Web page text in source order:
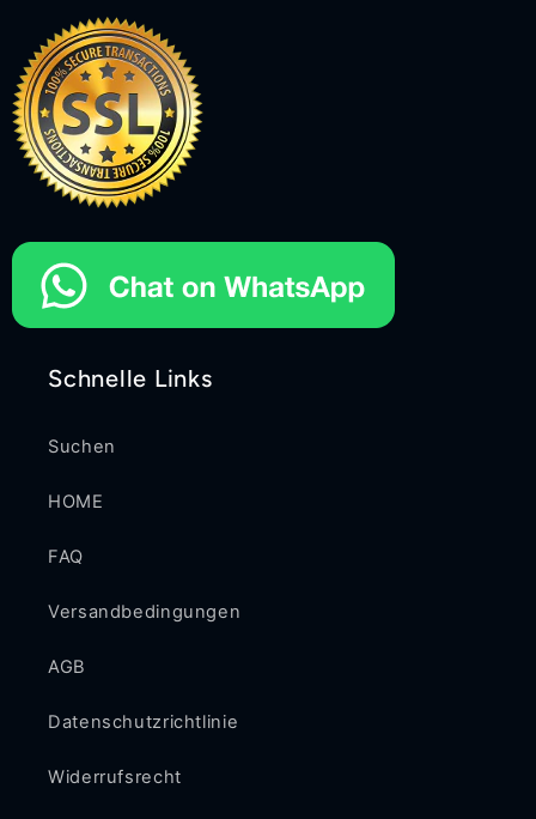
Schnelle Links
Suchen
HOME
FAQ
Versandbedingungen
AGB
Datenschutzrichtlinie
Widerrufsrecht